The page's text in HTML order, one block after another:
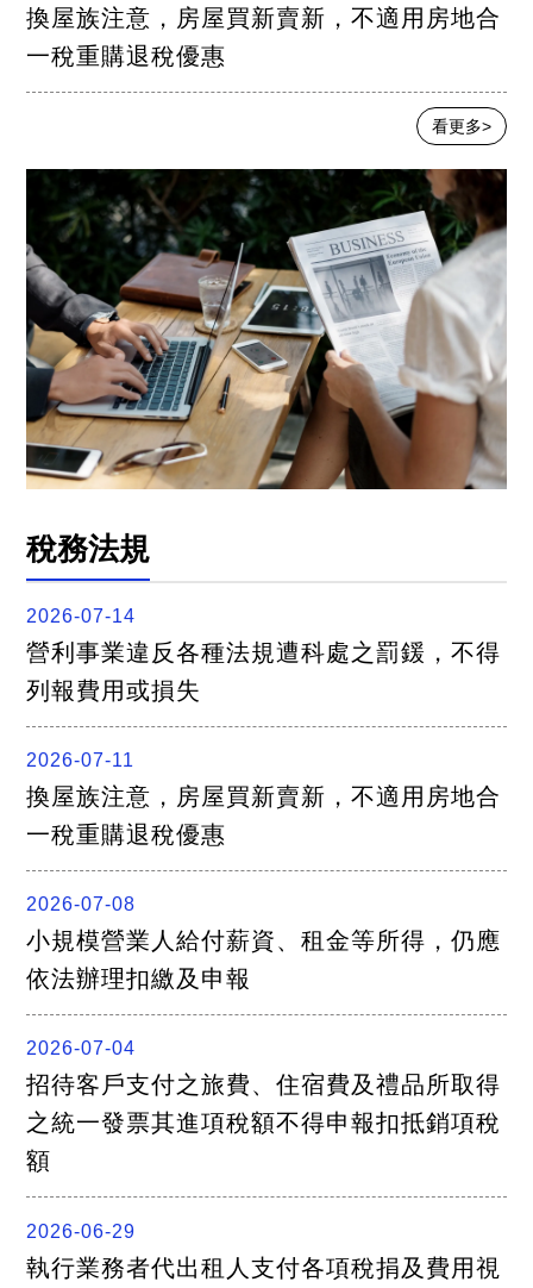
換屋族注意，房屋買新賣新，不適用房地合
一稅重購退稅優惠
看更多>
稅務法規
2026-07-14
營利事業違反各種法規遭科處之罰鍰，不得
列報費用或損失
2026-07-11
換屋族注意，房屋買新賣新，不適用房地合
一稅重購退稅優惠
2026-07-08
小規模營業人給付薪資、租金等所得，仍應
依法辦理扣繳及申報
2026-07-04
招待客戶支付之旅費、住宿費及禮品所取得
之統一發票其進項稅額不得申報扣抵銷項稅
額
2026-06-29
執行業務者代出租人支付各項稅捐及費用視